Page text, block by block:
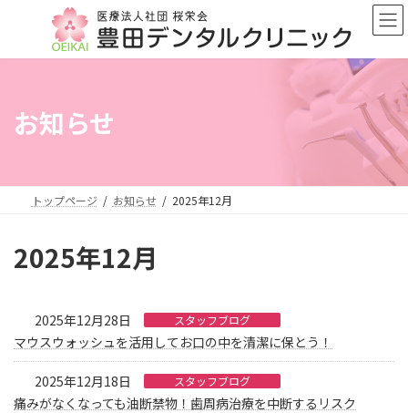
ン
ー
お知らせ
トップページ お知らせ 2025年12月
2025年12月
2025年12月28日 スタッフブログ
マウスウォッシュを活用してお口の中を清潔に保とう！
2025年12月18日 スタッフブログ
痛みがなくなっても油断禁物！歯周病治療を中断するリスク